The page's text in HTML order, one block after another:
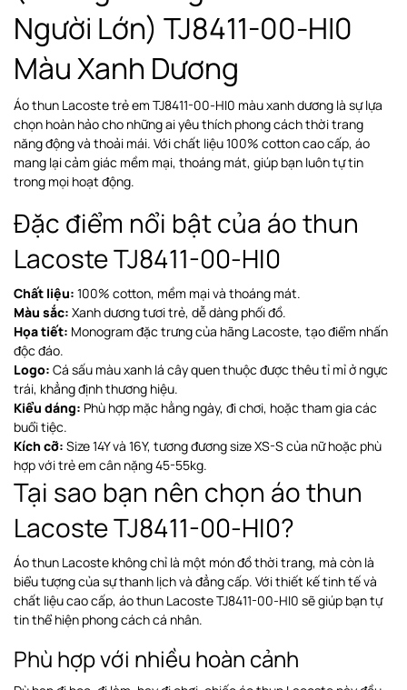
Người Lớn) TJ8411-00-HI0
Màu Xanh Dương
Áo thun Lacoste trẻ em TJ8411-00-HI0 màu xanh dương là sự lựa
chọn hoàn hảo cho những ai yêu thích phong cách thời trang
năng động và thoải mái. Với chất liệu 100% cotton cao cấp, áo
mang lại cảm giác mềm mại, thoáng mát, giúp bạn luôn tự tin
trong mọi hoạt động.
Đặc điểm nổi bật của áo thun
Lacoste TJ8411-00-HI0
Chất liệu: 100% cotton, mềm mại và thoáng mát.
Màu sắc: Xanh dương tươi trẻ, dễ dàng phối đồ.
Họa tiết: Monogram đặc trưng của hãng Lacoste, tạo điểm nhấn
độc đáo.
Logo: Cá sấu màu xanh lá cây quen thuộc được thêu tỉ mỉ ở ngực
trái, khẳng định thương hiệu.
Kiểu dáng: Phù hợp mặc hằng ngày, đi chơi, hoặc tham gia các
buổi tiệc.
Kích cỡ: Size 14Y và 16Y, tương đương size XS-S của nữ hoặc phù
hợp với trẻ em cân nặng 45-55kg.
Tại sao bạn nên chọn áo thun
Lacoste TJ8411-00-HI0?
Áo thun Lacoste không chỉ là một món đồ thời trang, mà còn là
biểu tượng của sự thanh lịch và đẳng cấp. Với thiết kế tinh tế và
chất liệu cao cấp, áo thun Lacoste TJ8411-00-HI0 sẽ giúp bạn tự
tin thể hiện phong cách cá nhân.
Phù hợp với nhiều hoàn cảnh